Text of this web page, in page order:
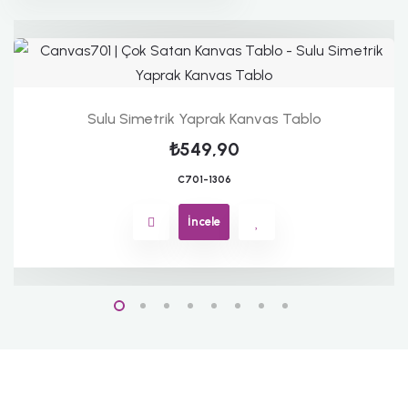
Sulu Simetrik Yaprak Kanvas Tablo
₺549,90
C701-1306
İncele